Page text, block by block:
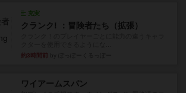
充実
クランク! ：冒険者たち（拡張）
約3時間前
ワイアームスパン